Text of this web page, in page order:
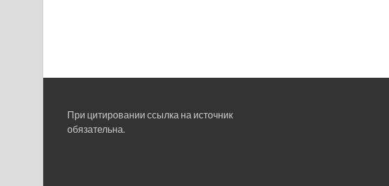
При цитировании ссылка на источник
обязательна.